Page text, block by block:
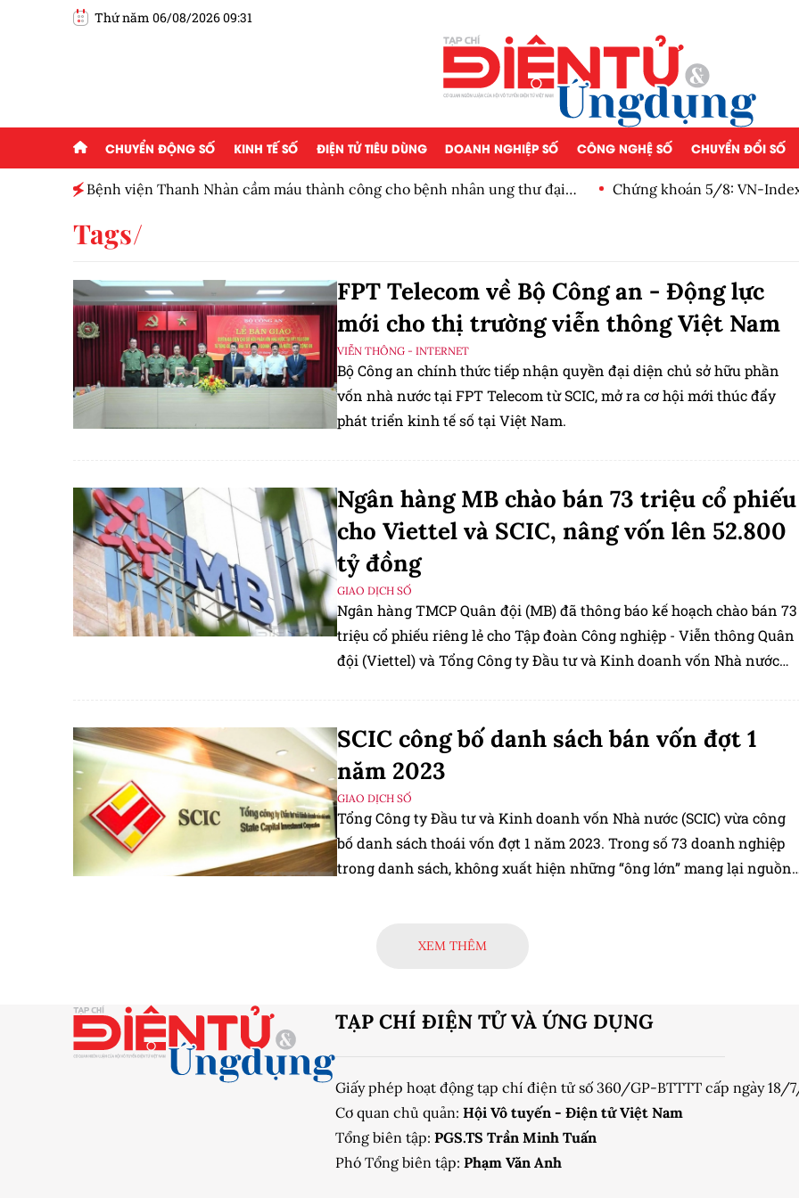
Thứ năm 06/08/2026 09:31
CHUYỂN ĐỘNG SỐ KINH TẾ SỐ ĐIỆN TỬ TIÊU DÙNG DOANH NGHIỆP SỐ CÔNG NGHỆ SỐ CHUYỂN ĐỔI SỐ
Bệnh viện Thanh Nhàn cầm máu thành công cho bệnh nhân ung thư đại
Chứng khoán 5/8: VN-
Tags
FPT Telecom về Bộ Công an - Động lực
mới cho thị trường viễn thông Việt Nam
VIỄN THÔNG - INTERNET
Bộ Công an chính thức tiếp nhận quyền đại diện chủ sở hữu phần
vốn nhà nước tại FPT Telecom từ SCIC, mở ra cơ hội mới thúc đẩy
phát triển kinh tế số tại Việt Nam.
Ngân hàng MB chào bán 73 triệu cổ phiếu
cho Viettel và SCIC, nâng vốn lên 52.800
tỷ đồng
GIAO DỊCH SỐ
Ngân hàng TMCP Quân đội (MB) đã thông báo kế hoạch chào bán 73
triệu cổ phiếu riêng lẻ cho Tập đoàn Công nghiệp - Viễn thông Quân
đội (Viettel) và Tổng Công ty Đầu tư và Kinh doanh vốn Nhà nước
SCIC công bố danh sách bán vốn đợt 1
năm 2023
GIAO DỊCH SỐ
Tổng Công ty Đầu tư và Kinh doanh vốn Nhà nước (SCIC) vừa công
bố danh sách thoái vốn đợt 1 năm 2023. Trong số 73 doanh nghiệp
trong danh sách, không xuất hiện những “ông lớn” mang lại nguồn
XEM THÊM
TẠP CHÍ ĐIỆN TỬ VÀ ỨNG DỤNG
Giấy phép hoạt động tạp chí điện tử số 360/GP-BTTTT cấp ngày 18/
Cơ quan chủ quản: Hội Vô tuyến - Điện tử Việt Nam
Tổng biên tập: PGS.TS Trần Minh Tuấn
Phó Tổng biên tập: Phạm Văn Anh